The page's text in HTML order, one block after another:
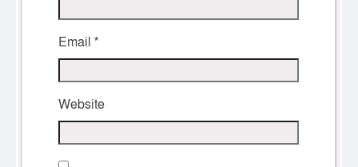
Email *
Website